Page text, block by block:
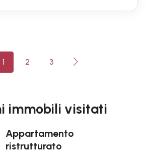
1 2 3
immobili visitati
Appartamento
ristrutturato